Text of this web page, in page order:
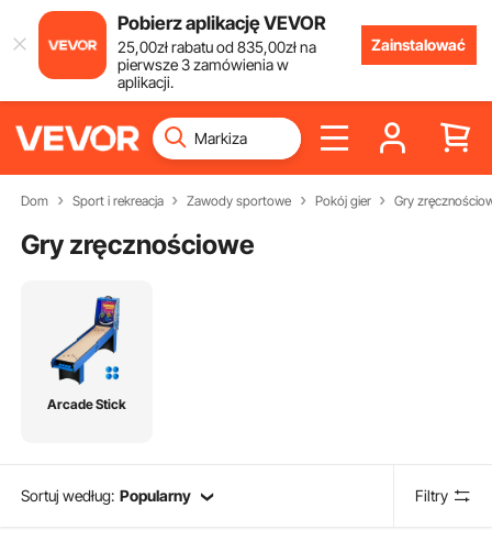
Pobierz aplikację VEVOR
25,00złrabatu od835,00złna
pierwsze 3 zamówienia w
aplikacji.
Zainstalować
Dom Sport i rekreacja Zawody sportowe Pokój gier Gry
Gry zręcznościowe
Arcade Stick
Sortuj według: Popularny Filtry